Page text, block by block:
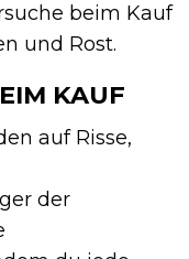
beim Kauf
und Rost.
KAUF
auf Risse,
der